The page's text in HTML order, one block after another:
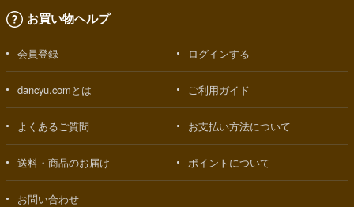
お買い物ヘルプ
会員登録 ログインする
dancyu.comとは ご利用ガイド
よくあるご質問 お支払い方法について
送料・商品のお届け ポイントについて
お問い合わせ